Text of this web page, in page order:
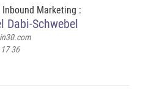
Inbound Marketing :
Dabi-Schwebel
36